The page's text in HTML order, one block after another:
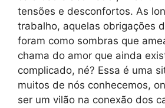
tensões e desconfortos. As
trabalho, aquelas obrigações
foram como sombras que
chama do amor que ainda
complicado, né? Essa é uma
muitos de nós conhecemos,
ser um vilão na conexão dos